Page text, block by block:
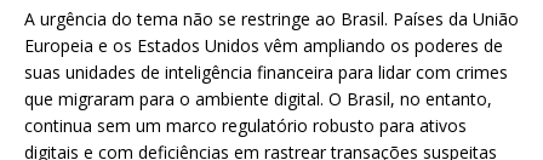
A urgência do tema não se restringe ao Brasil. Países da União
Europeia e os Estados Unidos vêm ampliando os poderes de
suas unidades de inteligência financeira para lidar com crimes
que migraram para o ambiente digital. O Brasil, no entanto,
continua sem um marco regulatório robusto para ativos
digitais e com deficiências em rastrear transações suspeitas